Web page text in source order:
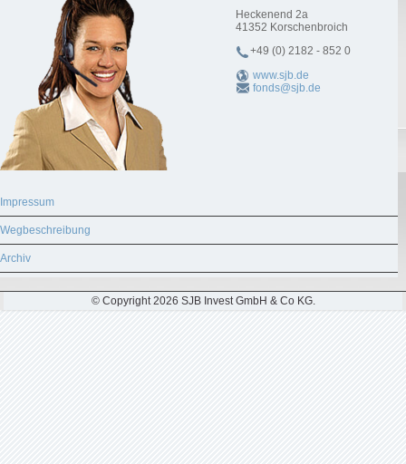
Heckenend 2a
41352 Korschenbroich
+49 (0) 2182 - 852 0
www.sjb.de
fonds@sjb.de
Impressum
Wegbeschreibung
Archiv
© Copyright 2026 SJB Invest GmbH & Co KG.